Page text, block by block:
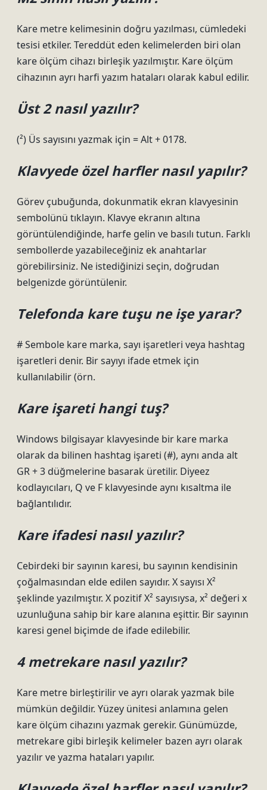
Kare metre kelimesinin doğru yazılması, cümledeki
tesisi etkiler. Tereddüt eden kelimelerden biri olan
kare ölçüm cihazı birleşik yazılmıştır. Kare ölçüm
cihazının ayrı harfi yazım hataları olarak kabul edilir.
Üst 2 nasıl yazılır?
(²) Üs sayısını yazmak için = Alt + 0178.
Klavyede özel harfler nasıl yapılır?
Görev çubuğunda, dokunmatik ekran klavyesinin
sembolünü tıklayın. Klavye ekranın altına
görüntülendiğinde, harfe gelin ve basılı tutun. Farklı
sembollerde yazabileceğiniz ek anahtarlar
görebilirsiniz. Ne istediğinizi seçin, doğrudan
belgenizde görüntülenir.
Telefonda kare tuşu ne işe yarar?
# Sembole kare marka, sayı işaretleri veya hashtag
işaretleri denir. Bir sayıyı ifade etmek için
kullanılabilir (örn.
Kare işareti hangi tuş?
Windows bilgisayar klavyesinde bir kare marka
olarak da bilinen hashtag işareti (#), aynı anda alt
GR + 3 düğmelerine basarak üretilir. Diyeez
kodlayıcıları, Q ve F klavyesinde aynı kısaltma ile
bağlantılıdır.
Kare ifadesi nasıl yazılır?
Cebirdeki bir sayının karesi, bu sayının kendisinin
çoğalmasından elde edilen sayıdır. X sayısı X²
şeklinde yazılmıştır. X pozitif X² sayısıysa, x² değeri x
uzunluğuna sahip bir kare alanına eşittir. Bir sayının
karesi genel biçimde de ifade edilebilir.
4 metrekare nasıl yazılır?
Kare metre birleştirilir ve ayrı olarak yazmak bile
mümkün değildir. Yüzey ünitesi anlamına gelen
kare ölçüm cihazını yazmak gerekir. Günümüzde,
metrekare gibi birleşik kelimeler bazen ayrı olarak
yazılır ve yazma hataları yapılır.